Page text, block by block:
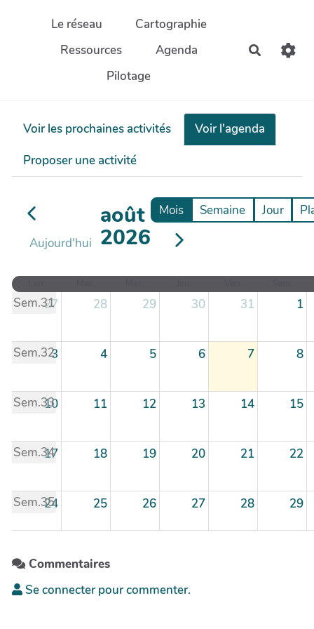
Aller au contenu principal
Le réseau
Cartographie
Ressources
Agenda
Pilotage
Voir les prochaines activités
Voir l'agenda
Proposer une activité
Aujourd'hui
août
2026
Mois Semaine Jour
Sem.31
27 28 29 30 31 1
Sem.323 4 5 6 7 8
Sem.33
10 11 12 13 14 15
Sem.34
17 18 19 20 21 22
Sem.35
24 25 26 27 28 29
Commentaires
Se connecter pour commenter.